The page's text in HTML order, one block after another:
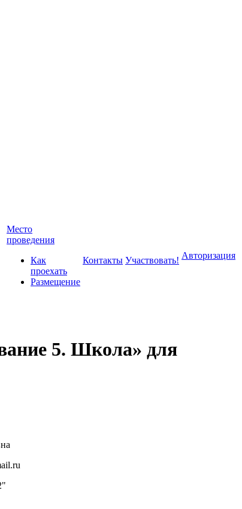
Место
проведения
Как
проехать
Размещение
Контакты Участвовать! Авторизация
5. Школа» для